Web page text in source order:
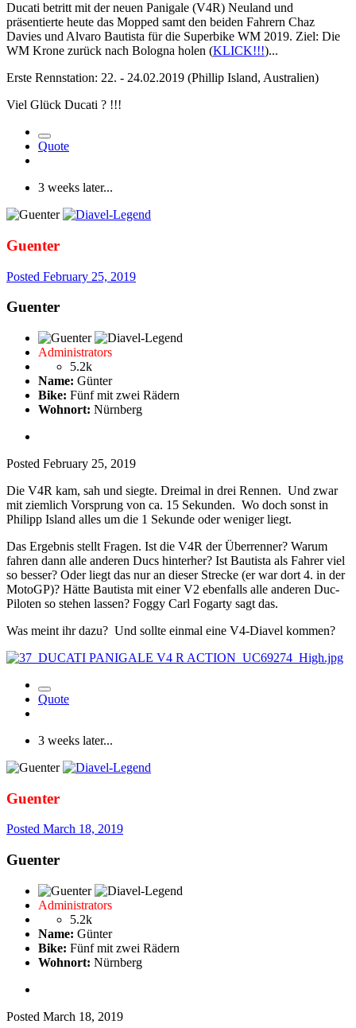
Ducati betritt mit der neuen Panigale (V4R) Neuland und
präsentierte heute das Mopped samt den beiden Fahrern Chaz
Davies und Alvaro Bautista für die Superbike WM 2019. Ziel: Die
WM Krone zurück nach Bologna holen (KLICK!!!)...
Erste Rennstation: 22. - 24.02.2019 (Phillip Island, Australien)
Viel Glück Ducati ? !!!
Quote
3 weeks later...
Guenter
Posted February 25, 2019
Guenter
Administrators
5.2k
Name: Günter
Bike: Fünf mit zwei Rädern
Wohnort: Nürnberg
Posted February 25, 2019
Die V4R kam, sah und siegte. Dreimal in drei Rennen. Und zwar
mit ziemlich Vorsprung von ca. 15 Sekunden. Wo doch sonst in
Philipp Island alles um die 1 Sekunde oder weniger liegt.
Das Ergebnis stellt Fragen. Ist die V4R der Überrenner? Warum
fahren dann alle anderen Ducs hinterher? Ist Bautista als Fahrer viel
so besser? Oder liegt das nur an dieser Strecke (er war dort 4. in der
MotoGP)? Hätte Bautista mit einer V2 ebenfalls alle anderen Duc-
Piloten so stehen lassen? Foggy Carl Fogarty sagt das.
Was meint ihr dazu? Und sollte einmal eine V4-Diavel kommen?
Quote
3 weeks later...
Guenter
Posted March 18, 2019
Guenter
Administrators
5.2k
Name: Günter
Bike: Fünf mit zwei Rädern
Wohnort: Nürnberg
Posted March 18, 2019